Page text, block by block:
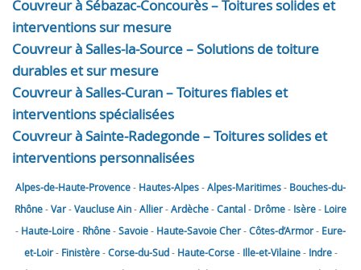
Couvreur à Sébazac-Concourès – Toitures solides et
interventions sur mesure
Couvreur à Salles-la-Source – Solutions de toiture
durables et sur mesure
Couvreur à Salles-Curan – Toitures fiables et
interventions spécialisées
Couvreur à Sainte-Radegonde – Toitures solides et
interventions personnalisées
Alpes-de-Haute-Provence- Hautes-Alpes-Alpes-Maritimes- Bouches-du-
Rhône-Var-VaucluseAin-Allier-Ardèche-Cantal- Drôme- Isère- Loire
- Haute-Loire- Rhône-Savoie- Haute-SavoieCher-Côtes-d’Armor- Eure-
et-Loir- Finistère-Corse-du-Sud- Haute-Corse- Ille-et-Vilaine- Indre-